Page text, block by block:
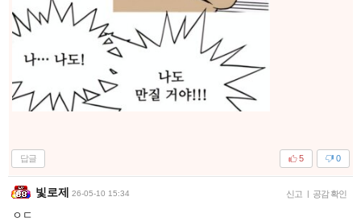
답글 0
5
빛로제 26-05-10 15:34 신고 | 공감 확인
ㅇㄷ